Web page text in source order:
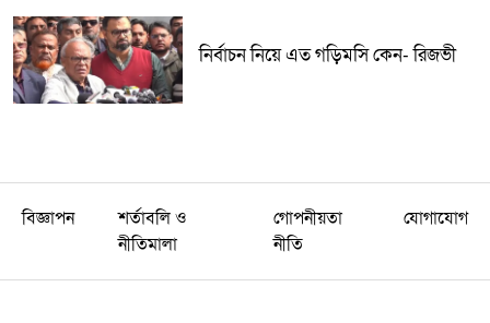
নির্বাচন নিয়ে এত গড়িমসি কেন- রিজভী
বিজ্ঞাপন
শর্তাবলি ও
নীতিমালা
গোপনীয়তা
নীতি
যোগাযোগ